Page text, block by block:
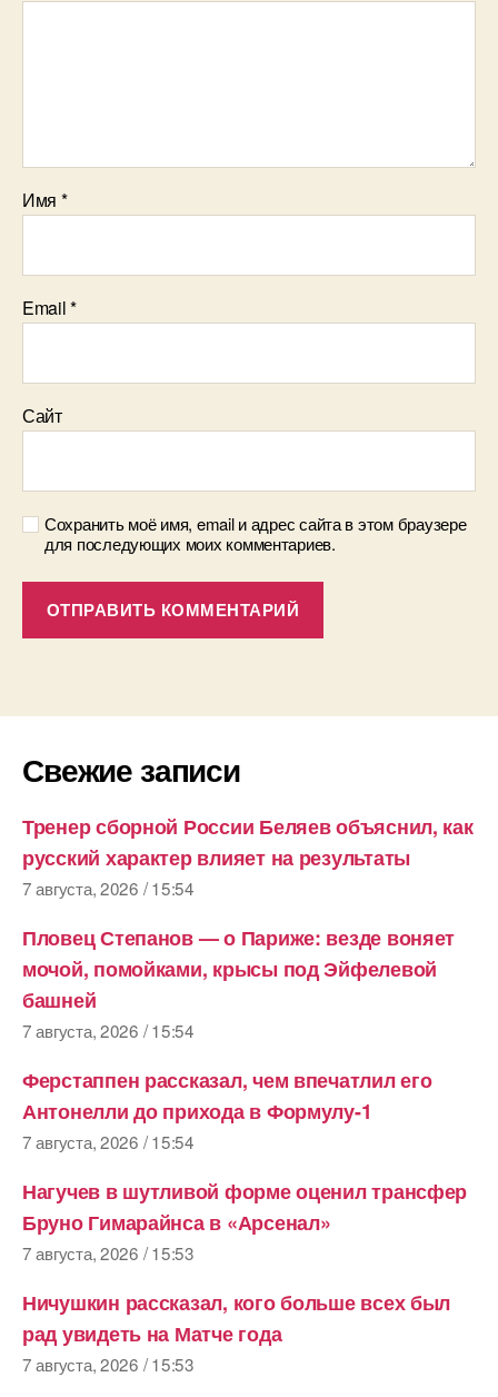
Имя *
Email*
Сайт
Сохранить моё имя, email и адрес сайта в этом браузере
для последующих моих комментариев.
Свежие записи
Тренер сборной России Беляев объяснил, как
русский характер влияет на результаты
7 августа, 2026 / 15:54
Пловец Степанов — о Париже: везде воняет
мочой, помойками, крысы под Эйфелевой
башней
7 августа, 2026 / 15:54
Ферстаппен рассказал, чем впечатлил его
Антонелли до прихода в Формулу-1
7 августа, 2026 / 15:54
Нагучев в шутливой форме оценил трансфер
Бруно Гимарайнса в «Арсенал»
7 августа, 2026 / 15:53
Ничушкин рассказал, кого больше всех был
рад увидеть на Матче года
7 августа, 2026 / 15:53